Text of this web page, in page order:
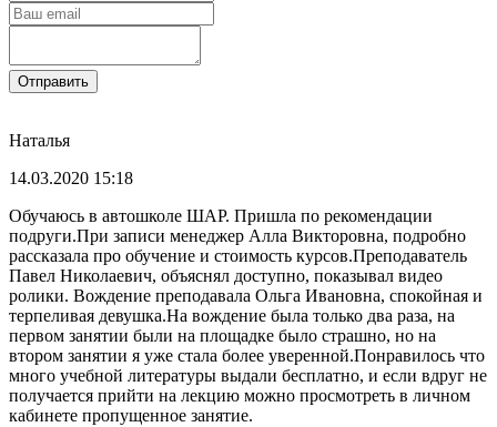
Отправить
Наталья
14.03.2020 15:18
Обучаюсь в автошколе ШАР. Пришла по рекомендации
подруги.При записи менеджер Алла Викторовна, подробно
рассказала про обучение и стоимость курсов.Преподаватель
Павел Николаевич, объяснял доступно, показывал видео
ролики. Вождение преподавала Ольга Ивановна, спокойная и
терпеливая девушка.На вождение была только два раза, на
первом занятии были на площадке было страшно, но на
втором занятии я уже стала более уверенной.Понравилось что
много учебной литературы выдали бесплатно, и если вдруг не
получается прийти на лекцию можно просмотреть в личном
кабинете пропущенное занятие.